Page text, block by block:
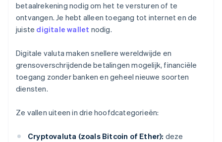
betaalrekening nodig om het te versturen of te
ontvangen. Je hebt alleen toegang tot internet en de
juiste digitale wallet nodig.
Digitale valuta maken snellere wereldwijde en
grensoverschrijdende betalingen mogelijk, financiële
toegang zonder banken en geheel nieuwe soorten
diensten.
Ze vallen uiteen in drie hoofdcategorieën:
Cryptovaluta (zoals Bitcoin of Ether): deze